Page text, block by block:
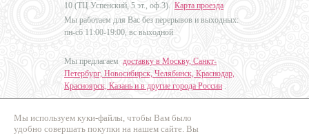
Мы используем куки-файлы, чтобы Вам было
удобно совершать покупки на нашем сайте. Вы
10 (ТЦ Успенский, 5 эт., оф.3). Карта проезда
Мы работаем для Вас без перерывов и выходных:
пн-сб 11:00-19:00, вс выходной
Мы предлагаем доставку в Москву, Санкт-
Петербург, Новосибирск, Челябинск, Краснодар,
Красноярск, Казань и в другие города России .
Дизайн - Наталья Мальцева